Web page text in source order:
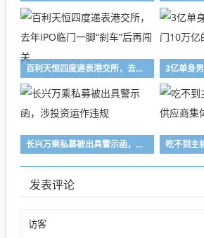
百利天恒四度递表港交所，去年IPO临门一脚“刹车”后再闯关
长兴万乘私募被出具警示函，涉投资运作违规
发表评论